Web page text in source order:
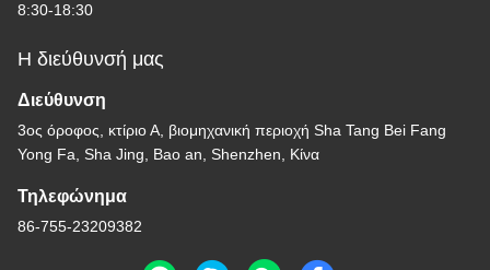
8:30-18:30
Η διεύθυνσή μας
Διεύθυνση
3ος όροφος, κτίριο Α, βιομηχανική περιοχή Sha Tang Bei Fang
Yong Fa, Sha Jing, Bao an, Shenzhen, Κίνα
Τηλεφώνημα
86-755-23209382